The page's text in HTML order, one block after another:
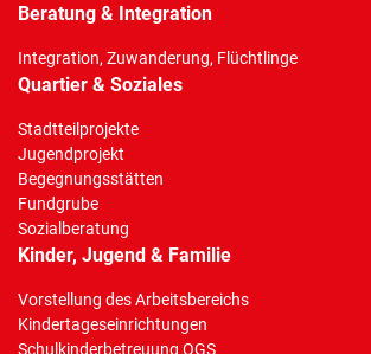
Beratung & Integration
Integration, Zuwanderung, Flüchtlinge
Quartier & Soziales
Stadtteilprojekte
Jugendprojekt
Begegnungsstätten
Fundgrube
Sozialberatung
Kinder, Jugend & Familie
Vorstellung des Arbeitsbereichs
Kindertageseinrichtungen
Schulkinderbetreuung OGS